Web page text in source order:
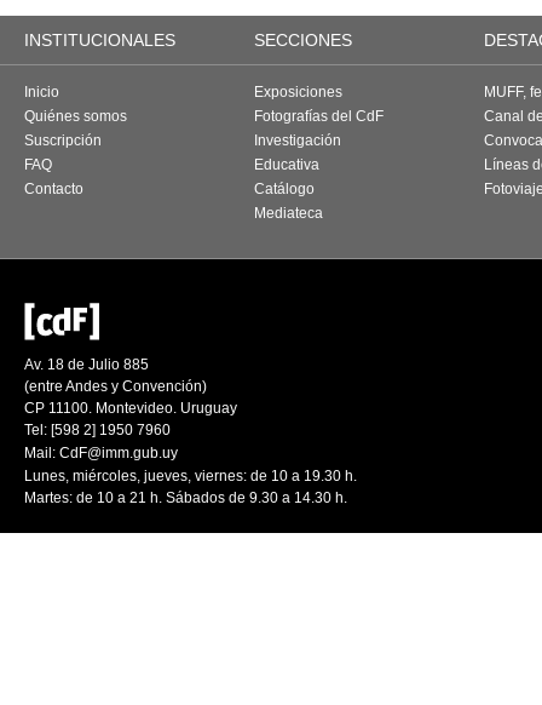
INSTITUCIONALES SECCIONES
Inicio
Quiénes somos
Suscripción
FAQ
Contacto
Exposiciones
Fotografías del CdF
Investigación
Educativa
Catálogo
Mediateca
MUFF,
Canal
Líneas
Av. 18 de Julio 885
(entre Andes y Convención)
CP 11100. Montevideo. Uruguay
Tel: [598 2] 1950 7960
Mail: CdF@imm.gub.uy
Lunes, miércoles, jueves, viernes: de 10 a 19.30 h.
Martes: de 10 a 21 h. Sábados de 9.30 a 14.30 h.